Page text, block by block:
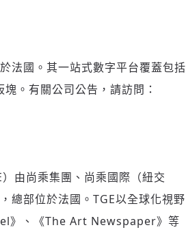
法國。其一站式數字平台覆蓋包括
。有關公司公告，請訪問：
由尚乘集團、尚乘國際（紐交
總部位於法國。TGE以全球化視野
》、《The Art Newspaper》等